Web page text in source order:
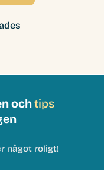
ochtips
något roligt!